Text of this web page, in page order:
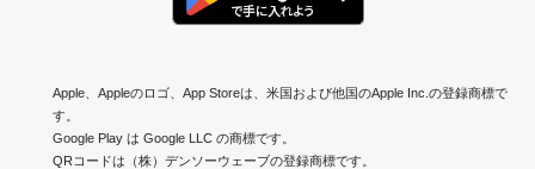
Apple、Appleのロゴ、App Storeは、米国および他国のApple Inc.の登録商標で
す。
Google Play は Google LLC の商標です。
QRコードは（株）デンソーウェーブの登録商標です。